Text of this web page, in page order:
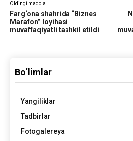
Oldingi maqola
Farg‘ona shahrida “Biznes
Marafon” loyihasi
muvaffaqiyatli tashkil etildi
Bo‘limlar
Yangiliklar
Tadbirlar
Fotogalereya